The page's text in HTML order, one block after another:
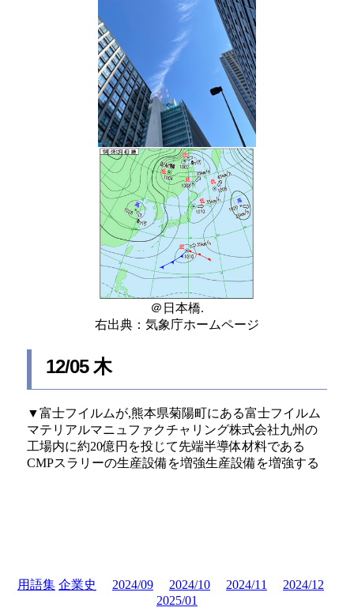
＠日本橋.
右出典：気象庁ホームページ
12/05 木
▼富士フイルムが,熊本県菊陽町にある富士フイルム
マテリアルマニュファクチャリング株式会社九州の
工場内に約20億円を投じて先端半導体材料である
CMPスラリーの生産設備を増強生産設備を増強する
会社],トップマート[伏見屋子会社],LogiPlanning 仙台
[伏見屋子会社]が展開するスーパーマーケット46店舗
用語集 企業史 2024/09 2024/10 2024/11
2024/12
2025/01